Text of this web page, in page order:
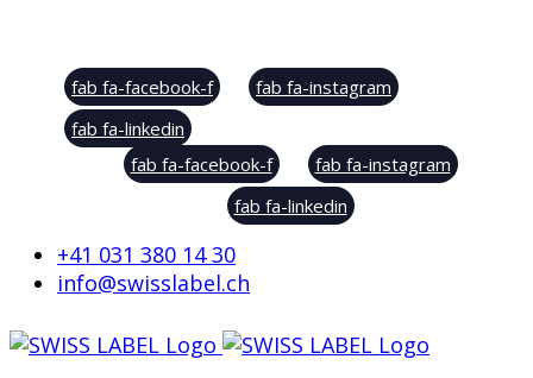
fab fa-facebook-f
fab fa-instagram
fab fa-linkedin
fab fa-facebook-f
fab fa-instagram
fab fa-linkedin
+41 031 380 14 30
info@swisslabel.ch